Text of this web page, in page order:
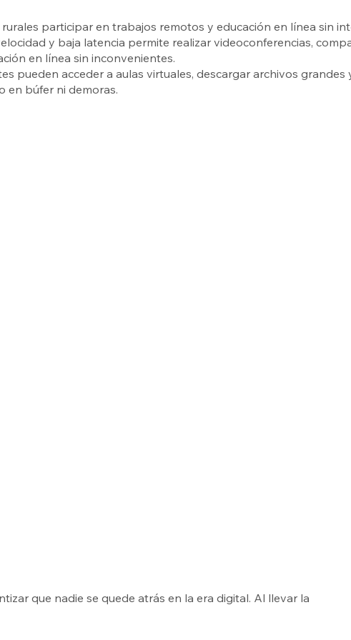
que nadie se quede atrás en la era digital. Al llevar la
participar en trabajos remotos y educación en línea sin
y baja latencia permite realizar videoconferencias,
en línea sin inconvenientes.
pueden acceder a aulas virtuales, descargar archivos grandes
en búfer ni demoras.